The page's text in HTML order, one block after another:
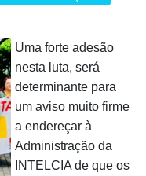
Uma forte adesão
nesta luta, será
determinante para
um aviso muito firme
a endereçar à
Administração da
INTELCIA de que os